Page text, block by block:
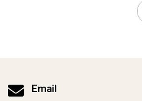
 Email